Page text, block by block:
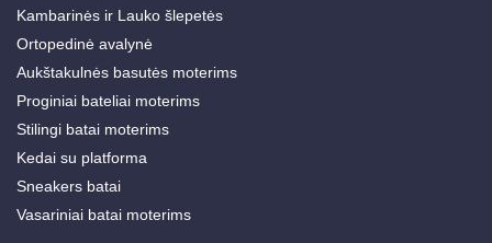
Kambarinės ir Lauko šlepetės
Ortopedinė avalynė
Aukštakulnės basutės moterims
Proginiai bateliai moterims
Stilingi batai moterims
Kedai su platforma
Sneakers batai
Vasariniai batai moterims